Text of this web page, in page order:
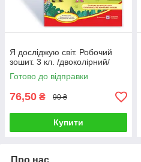
Я досліджую світ. Робочий
зошит. 3 кл. /двоколірний/
Готово до відправки
76,50 ₴ 90 ₴
Купити